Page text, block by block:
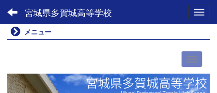
宮城県多賀城高等学校
メニュー